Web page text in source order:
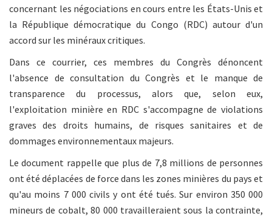
concernant les négociations en cours entre les États-Unis et
la République démocratique du Congo (RDC) autour d'un
accord sur les minéraux critiques.
Dans ce courrier, ces membres du Congrès dénoncent
l'absence de consultation du Congrès et le manque de
transparence du processus, alors que, selon eux,
l'exploitation minière en RDC s'accompagne de violations
graves des droits humains, de risques sanitaires et de
dommages environnementaux majeurs.
Le document rappelle que plus de 7,8 millions de personnes
ont été déplacées de force dans les zones minières du pays et
qu'au moins 7 000 civils y ont été tués. Sur environ 350 000
mineurs de cobalt, 80 000 travailleraient sous la contrainte,